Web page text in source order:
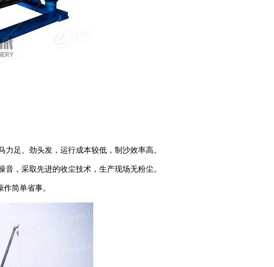
足、劲头发，运行成本较低，制沙效率高。
，采取先进的收尘技术，生产现场无粉尘。
简单省事。